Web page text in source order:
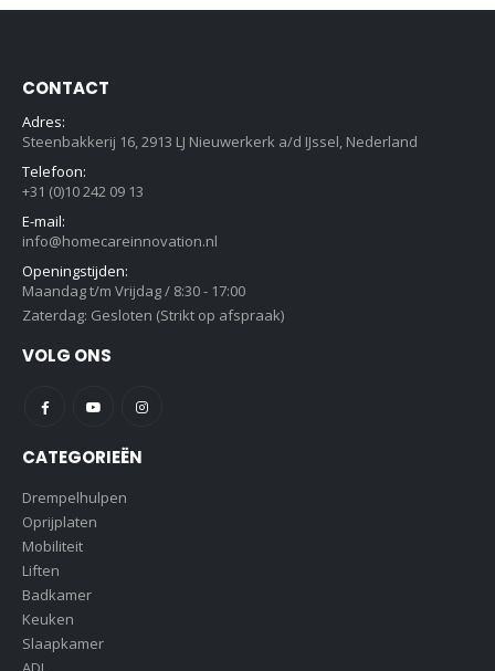
CONTACT
Adres:
Steenbakkerij 16, 2913 LJ Nieuwerkerk a/d IJssel, Nederland
Telefoon:
+31 (0)10 242 09 13
E-mail:
info@homecareinnovation.nl
Openingstijden:
Maandag t/m Vrijdag / 8:30 - 17:00
Zaterdag: Gesloten (Strikt op afspraak)
VOLG ONS
CATEGORIEËN
Drempelhulpen
Oprijplaten
Mobiliteit
Liften
Badkamer
Keuken
Slaapkamer